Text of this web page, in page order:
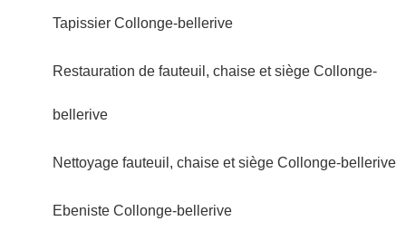
Tapissier Collonge-bellerive
Restauration de fauteuil, chaise et siège Collonge-
bellerive
Nettoyage fauteuil, chaise et siège Collonge-bellerive
Ebeniste Collonge-bellerive